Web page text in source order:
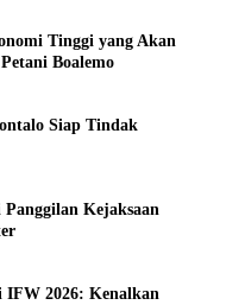
Tinggi yang Akan
Boalemo
Siap Tindak
Kejaksaan
2026: Kenalkan